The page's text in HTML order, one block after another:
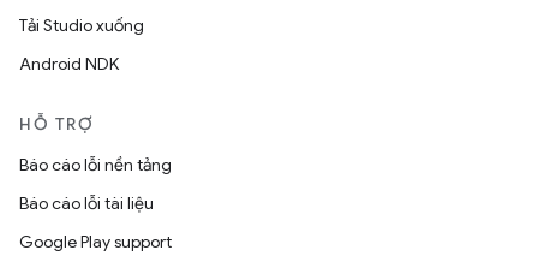
Tải Studio xuống
Android NDK
HỖ TRỢ
Báo cáo lỗi nền tảng
Báo cáo lỗi tài liệu
Google Play support